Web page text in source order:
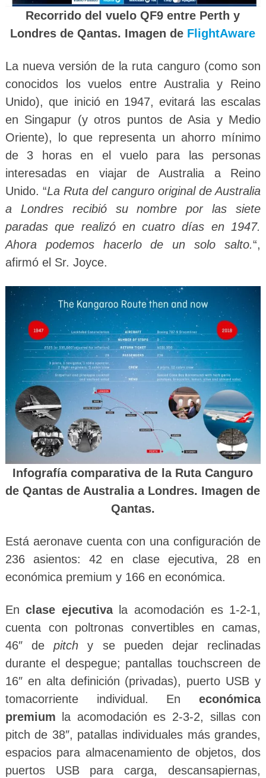
Recorrido del vuelo QF9 entre Perth y
Londres de Qantas. Imagen de FlightAware
La nueva versión de la ruta canguro (como son
conocidos los vuelos entre Australia y Reino
Unido), que inició en 1947, evitará las escalas
en Singapur (y otros puntos de Asia y Medio
Oriente), lo que representa un ahorro mínimo
de 3 horas en el vuelo para las personas
interesadas en viajar de Australia a Reino
Unido. “La Ruta del canguro original de Australia
a Londres recibió su nombre por las siete
paradas que realizó en cuatro días en 1947.
Ahora podemos hacerlo de un solo salto.“,
afirmó el Sr. Joyce.
Infografía comparativa de la Ruta Canguro
de Qantas de Australia a Londres. Imagen de
Qantas.
Está aeronave cuenta con una configuración de
236 asientos: 42 en clase ejecutiva, 28 en
económica premium y 166 en económica.
Enclase ejecutivala acomodación es 1-2-1,
cuenta con poltronas convertibles en camas,
46″ depitch y se pueden dejar reclinadas
durante el despegue; pantallas touchscreen de
16″ en alta definición (privadas), puerto USB y
tomacorriente individual. Eneconómica
premium la acomodación es 2-3-2, sillas con
pitch de 38″, patallas individuales más grandes,
espacios para almacenamiento de objetos, dos
puertos USB para carga, descansapiernas,